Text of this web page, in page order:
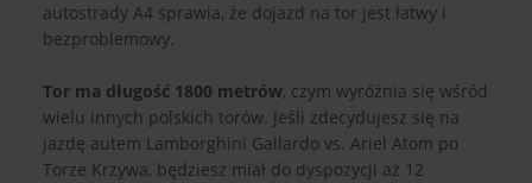
autostrady A4 sprawia, że dojazd na tor jest łatwy i
bezproblemowy.
Tor ma długość 1800 metrów, czym wyróżnia się wśród
wielu innych polskich torów. Jeśli zdecydujesz się na
jazdę autem Lamborghini Gallardo vs. Ariel Atom po
Torze Krzywa, będziesz miał do dyspozycji aż 12